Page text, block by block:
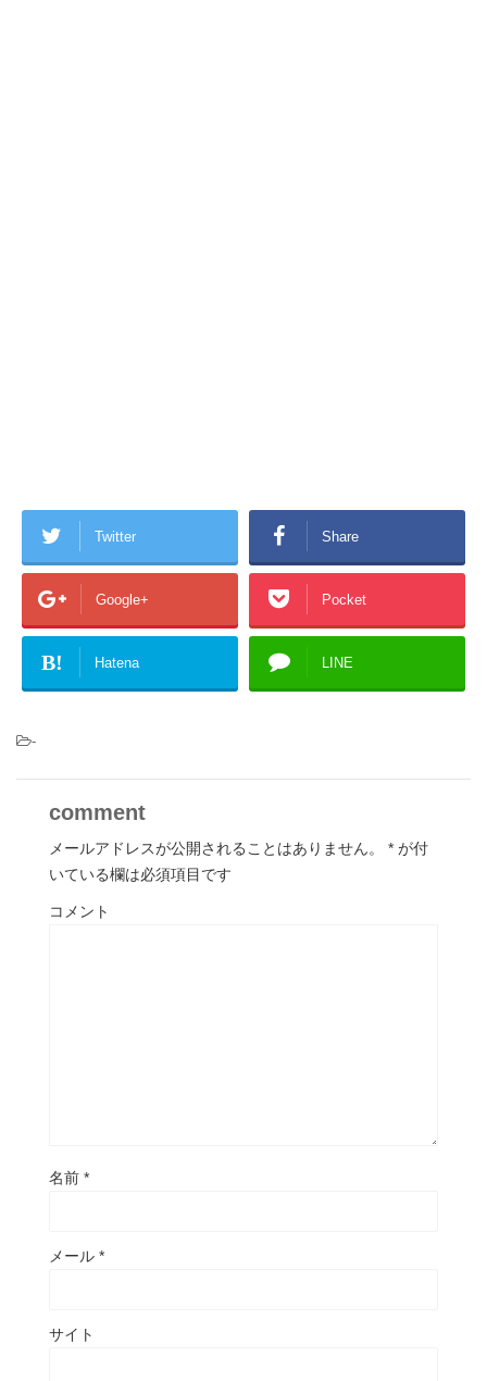
Twitter Share
Google+ Pocket
B! Hatena LINE
-
comment
メールアドレスが公開されることはありません。 * が付
いている欄は必須項目です
コメント
名前 *
メール *
サイト